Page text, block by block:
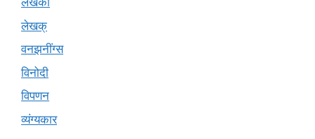
लेखक्
वनझनींग्स
विनोदी
विपणन
व्यंग्यकार